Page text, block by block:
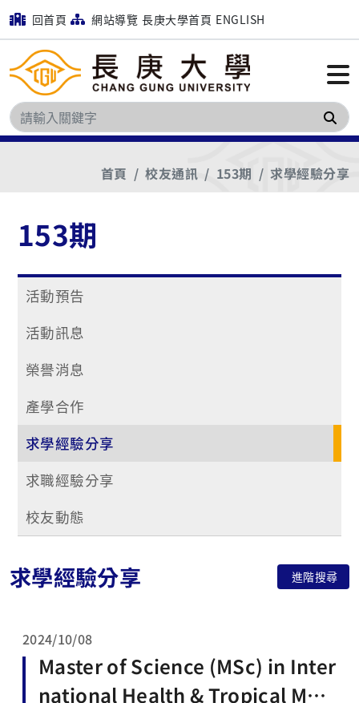
回首頁 網站導覽 長庚大學首頁 ENGLISH
搜
首頁 校友通訊 153期 求學經驗分享
153期
活動預告
活動訊息
榮譽消息
產學合作
求學經驗分享
求職經驗分享
校友動態
求學經驗分享 進階搜尋
2024/10/08
Master of Science (MSc) in Inter
national Health & Tropical Medi